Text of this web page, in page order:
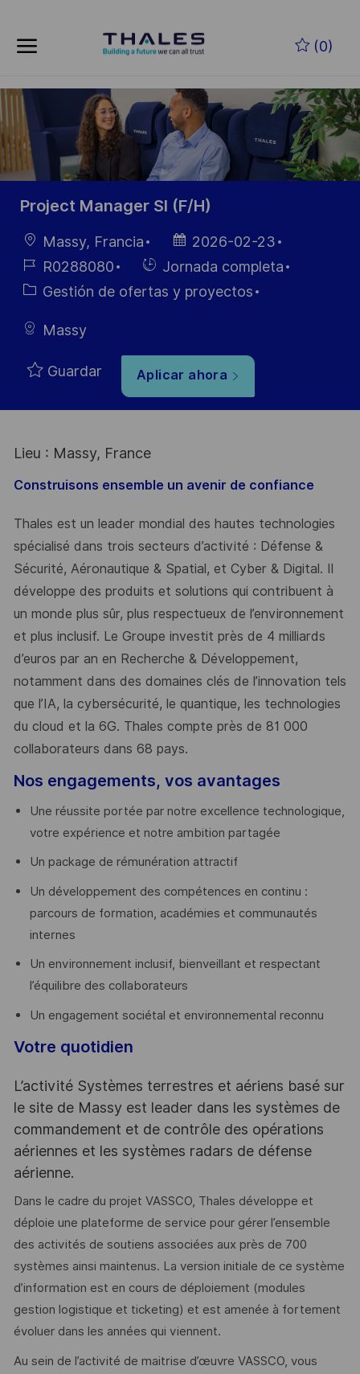
(0)
-
Project Manager SI (F/H)
Ubicación
Massy, Francia
Fecha de
publicación
2026-02-23
ID de
empleo
R0288080
Hiring
Type
Jornada completa
Categoría
Gestión de ofertas y proyectos
Massy
Guardar Aplicar ahora
Lieu : Massy, France
Construisons ensemble un avenir de confiance
Thales est un leader mondial des hautes technologies
spécialisé dans trois secteurs d’activité : Défense &
Sécurité, Aéronautique & Spatial, et Cyber & Digital. Il
développe des produits et solutions qui contribuent à
un monde plus sûr, plus respectueux de l’environnement
et plus inclusif. Le Groupe investit près de 4 milliards
d’euros par an en Recherche & Développement,
notamment dans des domaines clés de l’innovation tels
que l’IA, la cybersécurité, le quantique, les technologies
du cloud et la 6G. Thales compte près de 81 000
collaborateurs dans 68 pays.
Nos engagements, vos avantages
Une réussite portée par notre excellence technologique,
votre expérience et notre ambition partagée
Un package de rémunération attractif
Un développement des compétences en continu :
parcours de formation, académies et communautés
internes
Un environnement inclusif, bienveillant et respectant
l’équilibre des collaborateurs
Un engagement sociétal et environnemental reconnu
Votre quotidien
L’activité Systèmes terrestres et aériens basé sur
le site de Massy est leader dans les systèmes de
commandement et de contrôle des opérations
aériennes et les systèmes radars de défense
aérienne.
Dans le cadre du projet VASSCO, Thales développe et
déploie une plateforme de service pour gérer l’ensemble
des activités de soutiens associées aux près de 700
systèmes ainsi maintenus. La version initiale de ce système
d’information est en cours de déploiement (modules
gestion logistique et ticketing) et est amenée à fortement
évoluer dans les années qui viennent.
Au sein de l’activité de maitrise d’œuvre VASSCO, vous